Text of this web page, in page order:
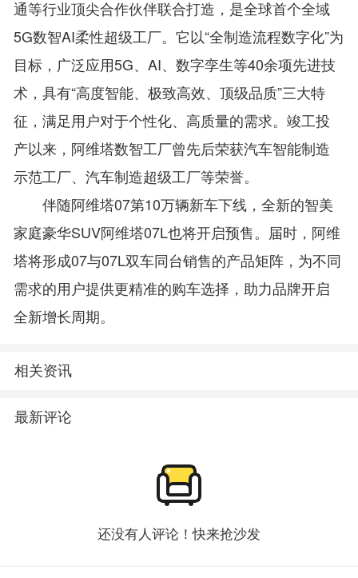
通等行业顶尖合作伙伴联合打造，是全球首个全域
5G数智AI柔性超级工厂。它以“全制造流程数字化”为
目标，广泛应用5G、AI、数字孪生等40余项先进技
术，具有“高度智能、极致高效、顶级品质”三大特
征，满足用户对于个性化、高质量的需求。竣工投
产以来，阿维塔数智工厂曾先后荣获汽车智能制造
示范工厂、汽车制造超级工厂等荣誉。
伴随阿维塔07第10万辆新车下线，全新的智美
家庭豪华SUV阿维塔07L也将开启预售。届时，阿维
塔将形成07与07L双车同台销售的产品矩阵，为不同
需求的用户提供更精准的购车选择，助力品牌开启
全新增长周期。
相关资讯
最新评论
还没有人评论！快来抢沙发